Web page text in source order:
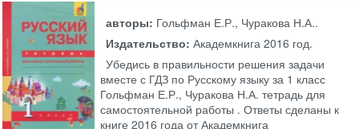
авторы: Гольфман Е.Р., Чуракова Н.А..
Издательство:Академкнига 2016 год.
Убедись в правильности решения задачи
вместе с ГДЗ по Русскому языку за 1 класс
Гольфман Е.Р., Чуракова Н.А. тетрадь для
самостоятельной работы . Ответы сделаны к
книге 2016 года от Академкнига